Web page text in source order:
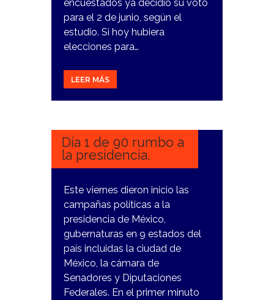
encuestados ya decidió su voto
para el 2 de junio, según el
estudio. Si hoy hubiera
elecciones para…
LEER MÁS
1
Día 1 de 90 rumbo a
la presidencia.
Este viernes dieron inicio las
campañas políticas a la
presidencia de México,
gubernaturas en 9 estados del
país incluidas la ciudad de
México, la cámara de
Senadores y Diputaciones
Federales. En el primer minuto